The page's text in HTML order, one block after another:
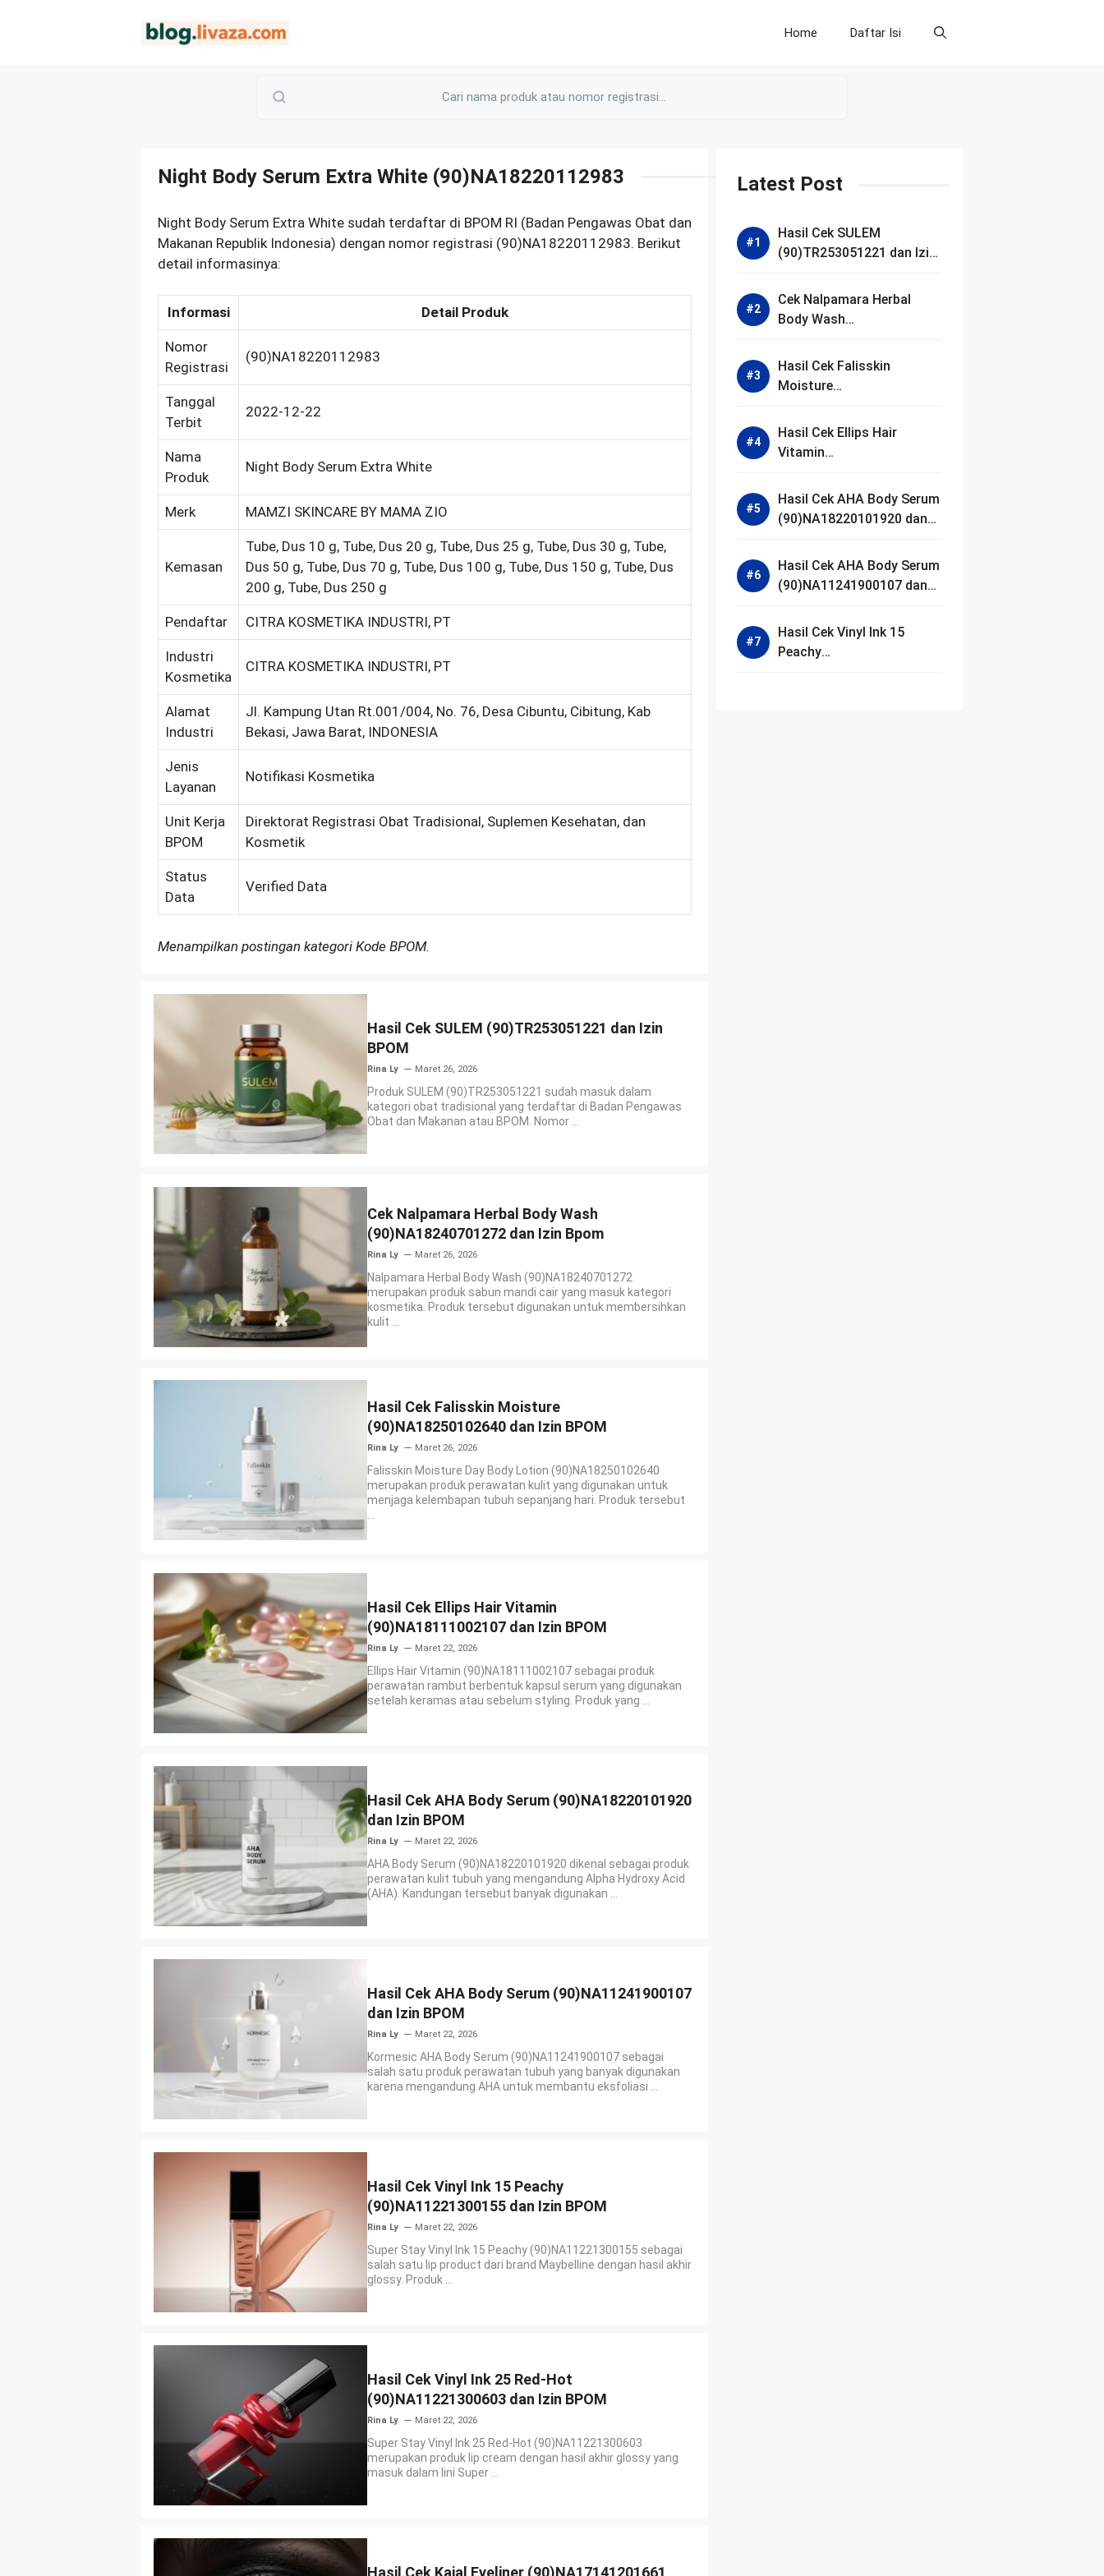
Home Daftar Isi
Night Body Serum Extra White (90)NA18220112983
Night Body Serum Extra White sudah terdaftar di BPOM RI (Badan Pengawas Obat dan
Makanan Republik Indonesia) dengan nomor registrasi (90)NA18220112983. Berikut
detail informasinya:
Informasi Detail Produk
Nomor
Registrasi
(90)NA18220112983
Tanggal
Terbit
2022-12-22
Nama
Produk
Night Body Serum Extra White
Merk MAMZI SKINCARE BY MAMA ZIO
Kemasan
Tube, Dus 10 g, Tube, Dus 20 g, Tube, Dus 25 g, Tube, Dus 30 g, Tube,
Dus 50 g, Tube, Dus 70 g, Tube, Dus 100 g, Tube, Dus 150 g, Tube, Dus
200 g, Tube, Dus 250 g
Pendaftar CITRA KOSMETIKA INDUSTRI, PT
Industri
Kosmetika
CITRA KOSMETIKA INDUSTRI, PT
Alamat
Industri
Jl. Kampung Utan Rt.001/004, No. 76, Desa Cibuntu, Cibitung, Kab
Bekasi, Jawa Barat, INDONESIA
Jenis
Layanan
Notifikasi Kosmetika
Unit Kerja
BPOM
Direktorat Registrasi Obat Tradisional, Suplemen Kesehatan, dan
Kosmetik
Status
Data
Verified Data
Menampilkan postingan kategori Kode BPOM.
Hasil Cek SULEM (90)TR253051221 dan Izin
BPOM
Rina Ly Maret 26, 2026
Produk SULEM (90)TR253051221 sudah masuk dalam
kategori obat tradisional yang terdaftar di Badan Pengawas
Obat dan Makanan atau BPOM. Nomor ...
Cek Nalpamara Herbal Body Wash
(90)NA18240701272 dan Izin Bpom
Rina Ly Maret 26, 2026
Nalpamara Herbal Body Wash (90)NA18240701272
merupakan produk sabun mandi cair yang masuk kategori
kosmetika. Produk tersebut digunakan untuk membersihkan
kulit ...
Hasil Cek Falisskin Moisture
(90)NA18250102640 dan Izin BPOM
Rina Ly Maret 26, 2026
Falisskin Moisture Day Body Lotion (90)NA18250102640
merupakan produk perawatan kulit yang digunakan untuk
menjaga kelembapan tubuh sepanjang hari. Produk tersebut
Hasil Cek Ellips Hair Vitamin
(90)NA18111002107 dan Izin BPOM
Rina Ly Maret 22, 2026
Ellips Hair Vitamin (90)NA18111002107 sebagai produk
perawatan rambut berbentuk kapsul serum yang digunakan
setelah keramas atau sebelum styling. Produk yang ...
Hasil Cek AHA Body Serum (90)NA18220101920
dan Izin BPOM
Rina Ly Maret 22, 2026
AHA Body Serum (90)NA18220101920 dikenal sebagai produk
perawatan kulit tubuh yang mengandung Alpha Hydroxy Acid
(AHA). Kandungan tersebut banyak digunakan ...
Hasil Cek AHA Body Serum (90)NA11241900107
dan Izin BPOM
Rina Ly Maret 22, 2026
Kormesic AHA Body Serum (90)NA11241900107 sebagai
salah satu produk perawatan tubuh yang banyak digunakan
karena mengandung AHA untuk membantu eksfoliasi ...
Hasil Cek Vinyl Ink 15 Peachy
(90)NA11221300155 dan Izin BPOM
Rina Ly Maret 22, 2026
Super Stay Vinyl Ink 15 Peachy (90)NA11221300155 sebagai
salah satu lip product dari brand Maybelline dengan hasil akhir
glossy. Produk ...
Hasil Cek Vinyl Ink 25 Red-Hot
(90)NA11221300603 dan Izin BPOM
Rina Ly Maret 22, 2026
Super Stay Vinyl Ink 25 Red-Hot (90)NA11221300603
merupakan produk lip cream dengan hasil akhir glossy yang
masuk dalam lini Super ...
Hasil Cek Kajal Eyeliner (90)NA17141201661
Latest Post
Hasil Cek SULEM
(90)TR253051221 dan Izin
Cek Nalpamara Herbal
Body Wash
Izin Bpom
Hasil Cek Falisskin
Moisture
Izin BPOM
Hasil Cek Ellips Hair
Vitamin
Izin BPOM
Hasil Cek AHA Body Serum
(90)NA18220101920 dan
Hasil Cek AHA Body Serum
(90)NA11241900107 dan
Hasil Cek Vinyl Ink 15
Peachy